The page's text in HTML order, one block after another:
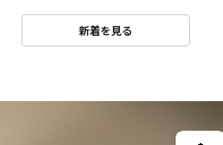
新着を見る